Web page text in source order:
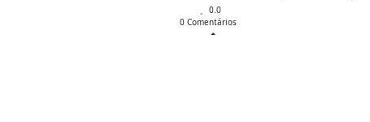
original
era:
0.0
0 Comentários